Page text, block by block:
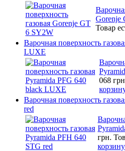
Gorenje
Товар
Варочная поверхность
LUXE
068
Варочная поверхность
red
грн.
корзину